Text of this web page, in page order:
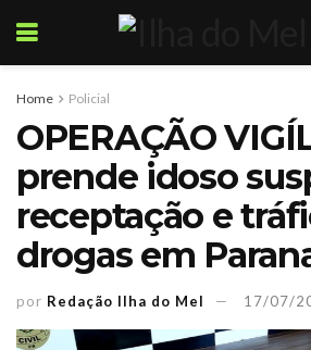
Home Policial
OPERAÇÃO
prende idoso
receptação e
drogas em
por Redação Ilha do Mel 17/07/